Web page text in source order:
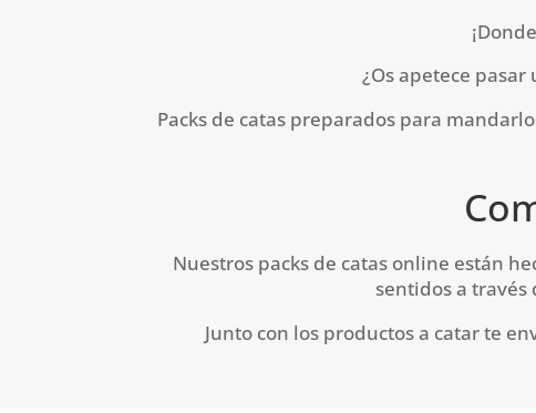
¿Os apetece
Packs de catas preparados para
Nuestros packs de catas online están
sentidos a
Junto con los productos a catar te